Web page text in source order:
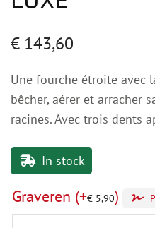
€ 143,60
Une fourche étroite avec
bêcher, aérer et arracher
racines. Avec trois dents
In stock
Graveren (+€ 5,90)